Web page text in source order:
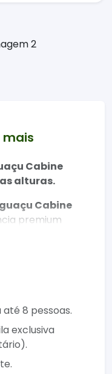
mais
Cabine
alturas.
Cabine
premium
a vista da
e
único nas
da roda
capacidade
8 pessoas.
exclusiva